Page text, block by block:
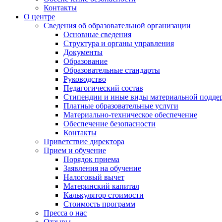
Контакты
О центре
Сведения об образовательной организации
Основные сведения
Структура и органы управления
Документы
Образование
Образовательные стандарты
Руководство
Педагогический состав
Стипендии и иные виды материальной
Платные образовательные услуги
Материально-техническое обеспечение
Обеспечение безопасности
Контакты
Приветствие директора
Прием и обучение
Порядок приема
Заявления на обучение
Налоговый вычет
Материнский капитал
Калькулятор стоимости
Стоимость программ
Пресса о нас